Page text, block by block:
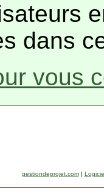
dans
vous
gestiondeprojet.com|